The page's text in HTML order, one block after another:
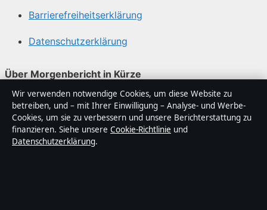
Barrierefreiheitserklärung
Datenschutzerklärung
Über Morgenbericht in Kürze
Morgenbericht ist ein unabhängiger digitaler
Nachrichtenanbieter mit Fokus auf Politik, Wirtschaft,
Technik und Gesellschaft in Deutschland. Jeder Artikel
trägt eine Byline, wird von einem Redakteur geprüft und
Wir verwenden notwendige Cookies, um diese Website zu
betreiben, und – mit Ihrer Einwilligung – Analyse- und Werbe-
Cookies, um sie zu verbessern und unsere Berichterstattung zu
finanzieren. Siehe unsere Cookie-Richtlinie und
Datenschutzerklärung.